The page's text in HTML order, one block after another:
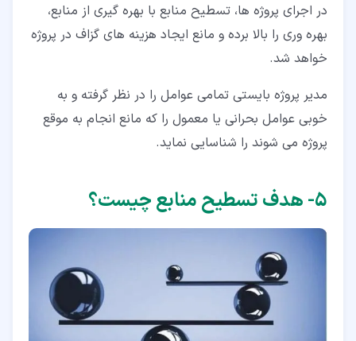
در اجرای پروژه ها، تسطیح منابع با بهره گیری از منابع،
بهره وری را بالا برده و مانع ایجاد هزینه های گزاف در پروژه
خواهد شد.
مدیر پروژه بایستی تمامی عوامل را در نظر گرفته و به
خوبی عوامل بحرانی یا معمول را که مانع انجام به موقع
پروژه می شوند را شناسایی نماید.
۵‏- هدف تسطیح منابع چیست؟